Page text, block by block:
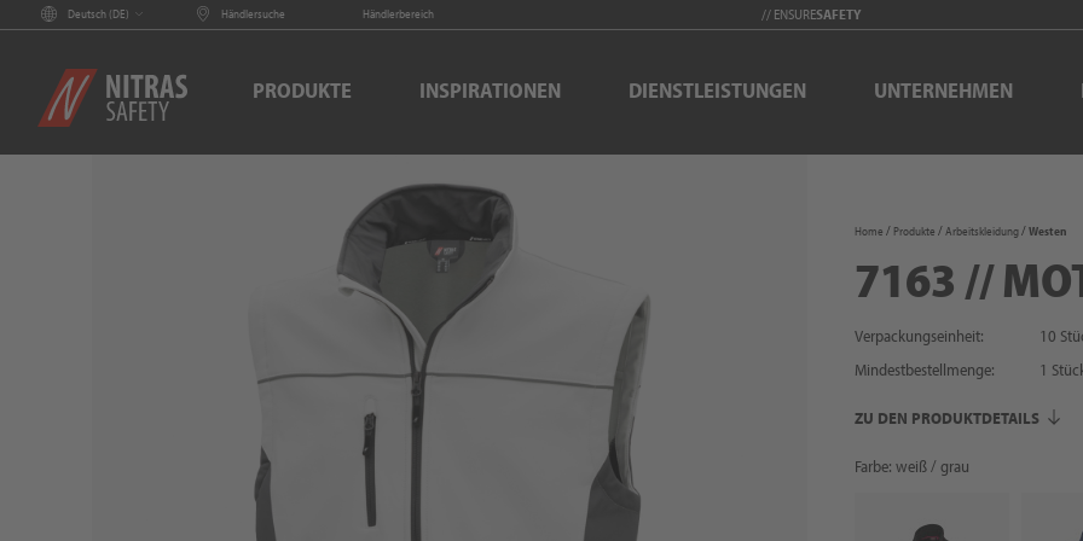
Deutsch (DE) Händlersuche Händlerbereich // ENSURESAFETY
PRODUKTE INSPIRATIONEN DIENSTLEISTUNGEN UNTERNEHMEN
Home Produkte Arbeitskleidung Westen
7163 //
Verpackungseinheit:
10
Mindestbestellmenge:
1
ZU DEN PRODUKTDETAILS
Farbe: weiß / grau